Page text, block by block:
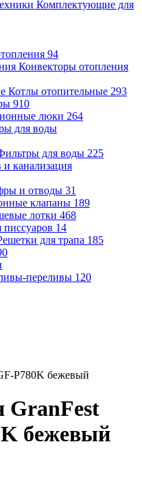
Комплектующие для
94
Конвекторы отопления
Котлы отопительные 293
910
люки 264
для воды
для воды 225
канализация
и отводы 31
клапаны 189
лотки 468
14
для трапа 185
переливы 120
P780K бежевый
GranFest
бежевый